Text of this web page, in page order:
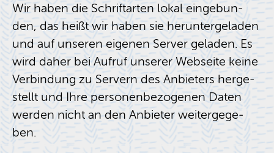
Wir haben die Schrift­ar­ten lokal ein­ge­bun­
den, das heißt wir haben sie her­un­ter­ge­la­den
und auf un­se­ren ei­ge­nen Ser­ver ge­la­den. Es
wird daher bei Auf­ruf un­se­rer Web­sei­te keine
Ver­bin­dung zu Ser­vern des An­bie­ters her­ge­
stellt und Ihre per­so­nen­be­zo­ge­nen Daten
wer­den nicht an den An­bie­ter wei­ter­ge­ge­
ben.